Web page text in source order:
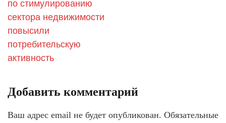
по стимулированию
сектора недвижимости
повысили
потребительскую
активность
Добавить комментарий
Ваш адрес email не будет опубликован. Обязательные